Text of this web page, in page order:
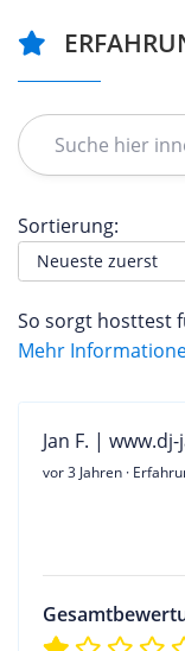
Sortierung:
So sorgt hosttest
Mehr
Jan F. |
vor 3 Jahren ·